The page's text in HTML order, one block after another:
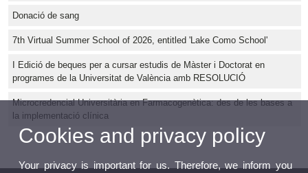
Donació de sang
7th Virtual Summer School of 2026, entitled 'Lake Como School'
I Edició de beques per a cursar estudis de Màster i Doctorat en
programes de la Universitat de València amb RESOLUCIÓ
Microcredencial Universitària en Farmacogenètica: des de les bases a
la implementació clínica
Cookies and privacy policy
Your privacy is important for us. Therefore, we inform you